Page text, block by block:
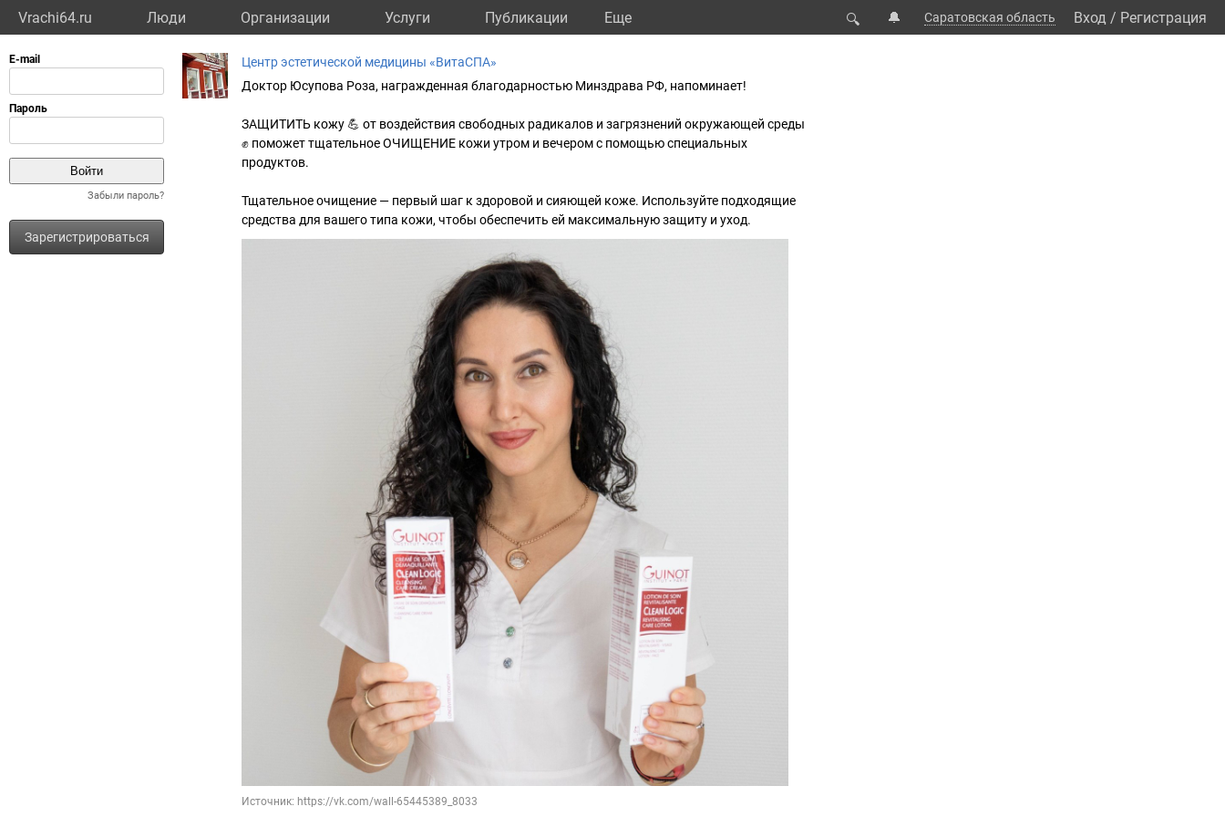
Vrachi64.ru Люди Организации Услуги Публикации Eще 🔍 🔔 Саратовская область Вход / Регистрация
Забыли пароль?
Зарегистрироваться
Центр эстетической медицины «ВитаСПА»
Доктор Юсупова Роза, награжденная благодарностью Минздрава РФ, напоминает!
ЗАЩИТИТЬ кожу 💪 от воздействия свободных радикалов и загрязнений окружающей среды
✊ поможет тщательное ОЧИЩЕНИЕ кожи утром и вечером с помощью специальных
продуктов.
Тщательное очищение — первый шаг к здоровой и сияющей коже. Используйте подходящие
средства для вашего типа кожи, чтобы обеспечить ей максимальную защиту и уход.
Источник: https://vk.com/wall-65445389_8033